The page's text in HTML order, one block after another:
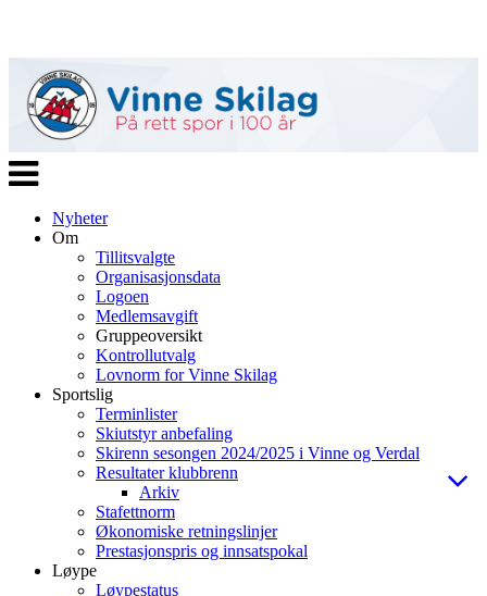
Veksle
navigasjon
Nyheter
Om
Tillitsvalgte
Organisasjonsdata
Logoen
Medlemsavgift
Gruppeoversikt
Kontrollutvalg
Lovnorm for Vinne Skilag
Sportslig
Terminlister
Skiutstyr anbefaling
Skirenn sesongen 2024/2025 i Vinne og Verdal
Resultater klubbrenn
Arkiv
Stafettnorm
Økonomiske retningslinjer
Prestasjonspris og innsatspokal
Løype
Løypestatus